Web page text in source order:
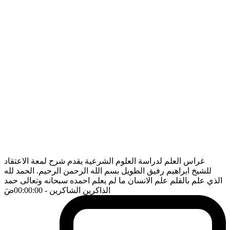
غراس العلم لدراسة العلوم الشرعية يقدم شرح لمعة الاعتقاد
للشيخ ابراهيم رفيق الطويل بسم الله الرحمن الرحيم. الحمد لله
الذي علم بالقلم علم الانسان ما لم يعلم احمده سبحانه وتعالى حمد
الذاكرين الشاكرين - 00:00:00 ضَ